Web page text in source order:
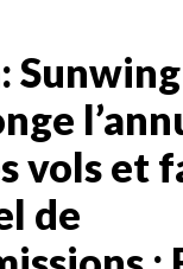
Sunwing
vols et
de